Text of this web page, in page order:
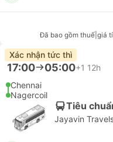
Đã bao gồm thuế giá
Xác nhận tức thì
17:00 05:00+1 12h
Chennai
Nagercoil
Tiêu
Jayavin